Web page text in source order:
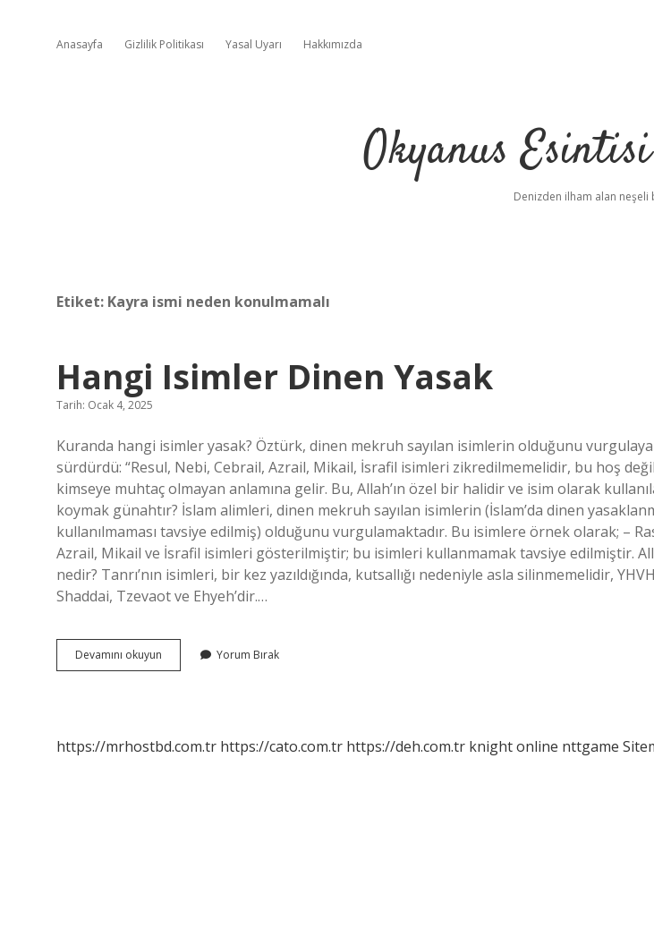
Anasayfa Gizlilik Politikası Yasal Uyarı Hakkımızda
Okyanus
Denizden ilham alan neşeli
Etiket: Kayra ismi neden konulmamalı
Hangi Isimler Dinen Yasak
Tarih: Ocak 4, 2025
Kuranda hangi isimler yasak? Öztürk, dinen mekruh sayılan isimlerin olduğunu
sürdürdü: “Resul, Nebi, Cebrail, Azrail, Mikail, İsrafil isimleri zikredilmemelidir, bu hoş
kimseye muhtaç olmayan anlamına gelir. Bu, Allah’ın özel bir halidir ve isim olarak
koymak günahtır? İslam alimleri, dinen mekruh sayılan isimlerin (İslam’da dinen
kullanılmaması tavsiye edilmiş) olduğunu vurgulamaktadır. Bu isimlere örnek olarak; –
Azrail, Mikail ve İsrafil isimleri gösterilmiştir; bu isimleri kullanmamak tavsiye edilmiştir.
nedir? Tanrı’nın isimleri, bir kez yazıldığında, kutsallığı nedeniyle asla silinmemelidir,
Shaddai, Tzevaot ve Ehyeh’dir.…
Devamını okuyun
Isimler
Yorum Bırak
https://mrhostbd.com.tr https://cato.com.tr https://deh.com.tr knight online nttgame